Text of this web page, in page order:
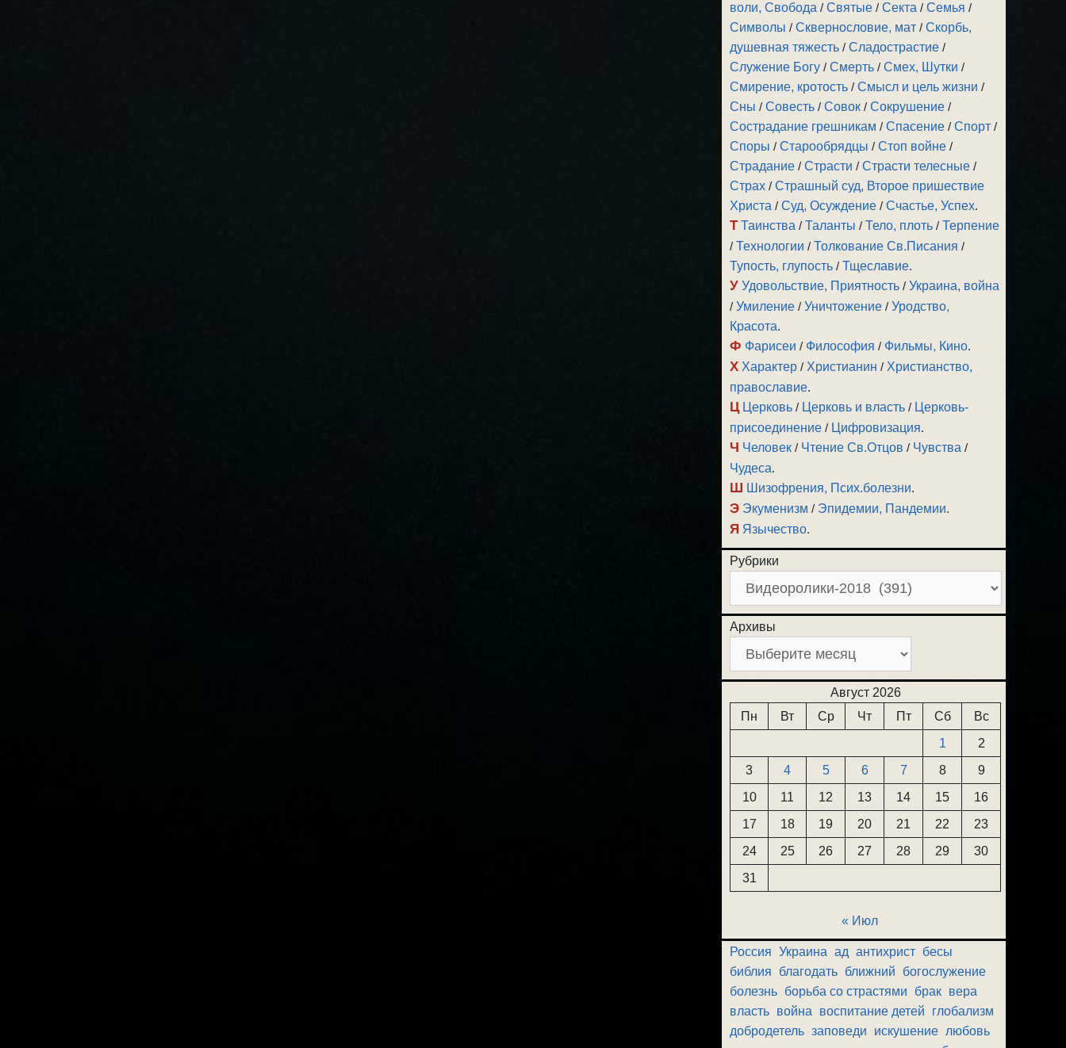
воли, Свобода /Святые /Секта /Семья /
Символы /Сквернословие, мат /Скорбь,
душевная тяжесть /Сладострастие /
Служение Богу /Смерть /Смех, Шутки /
Смирение, кротость /Смысл и цель жизни /
Сны /Совесть /Совок /Сокрушение /
Сострадание грешникам /Спасение /Спорт /
Споры /Старообрядцы /Стоп войне /
Страдание /Страсти /Страсти телесные /
Страх /Страшный суд, Второе пришествие
Христа /Суд, Осуждение /Счастье, Успех.
Т Таинства /Таланты /Тело, плоть /Терпение
/Технологии /Толкование Св.Писания /
Тупость, глупость /Тщеславие.
У Удовольствие, Приятность /Украина, война
/Умиление /Уничтожение /Уродство,
Красота.
Ф Фарисеи / Философия / Фильмы, Кино.
Х Характер / Христианин / Христианство,
православие.
Ц Церковь / Церковь и власть / Церковь-
присоединение / Цифровизация.
Ч Человек / Чтение Св.Отцов / Чувства /
Чудеса.
Ш Шизофрения, Псих.болезни.
Э Экуменизм / Эпидемии, Пандемии.
Я Язычество.
Рубрики
Архивы
Август 2026
Пн
Вт Ср Чт Пт Сб
Вс
1
2
3
4 5 6 7 8
9
10
11 12 13 14 15
16
17
18 19 20 21 22
23
24
25 26 27 28 29
30
31
« Июл
Россия Украина ад антихрист бесы
библия
благодать ближний
богослужение
болезнь борьба со страстями брак вера
власть война воспитание детей
глобализм
добродетель заповеди искушение любовь